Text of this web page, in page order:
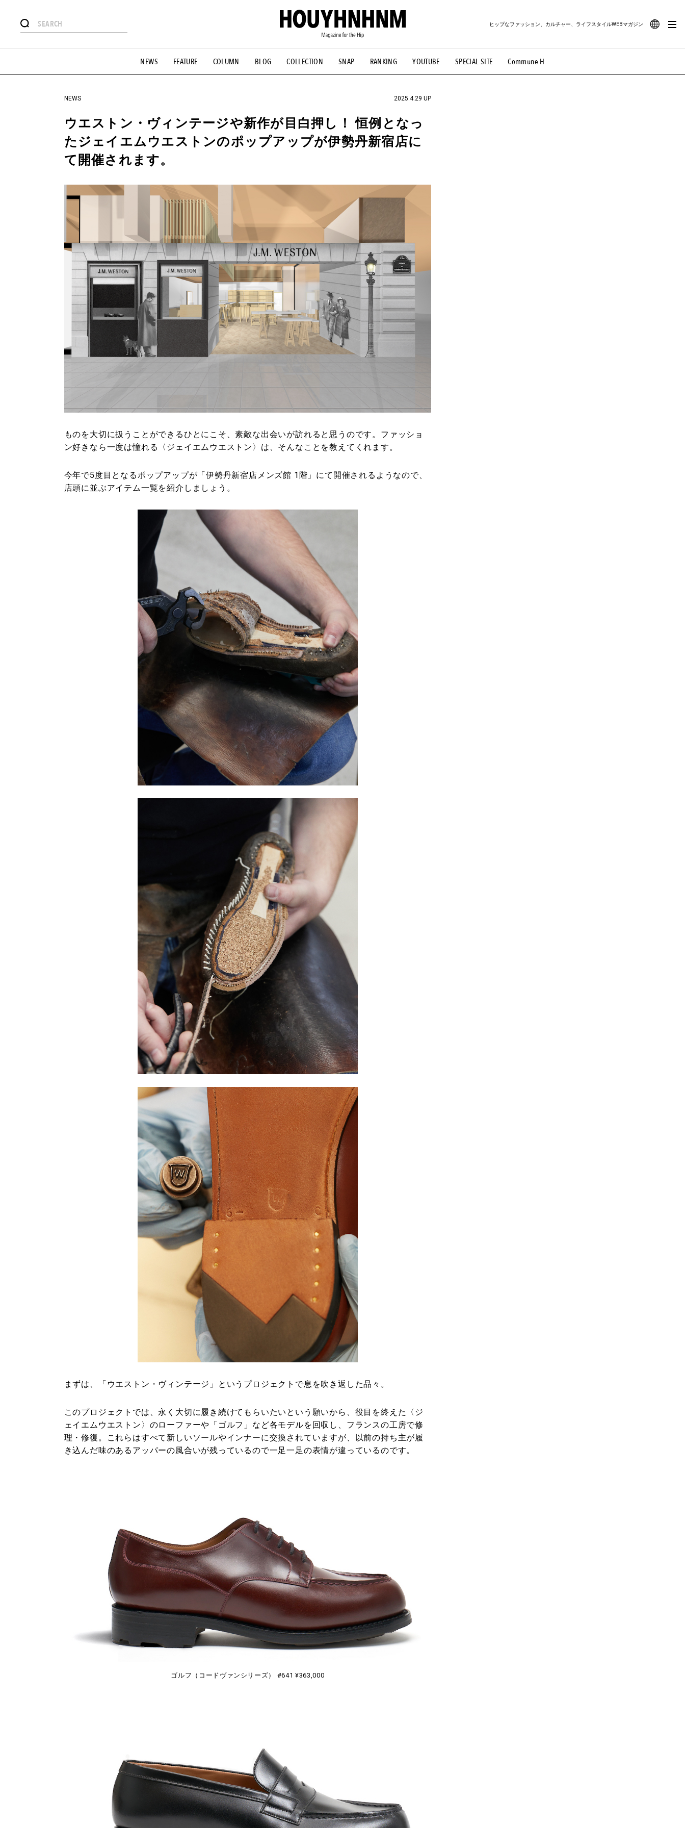
NEWS FEATURE COLUMN BLOG COLLECTION SNAP RANKING YOUTUBE SPECIAL SITE Commune H
ヒップなファッション、カルチャー、ライフスタイルWEBマガジン
#憧れの逸品 #ESSENTIAL DESIGNS #古着サミット #NEW VINTAGE #マイナーグッド図鑑 #路地裏てぃーん。 #MONTHLY JOURNAL
#GH 銘品の所以 #フイナムのYouTube #Commune H #FOCUS IT #AH.H #ととけん #FASHION #MUSIC #MOVIE #LIFESTYLE #SNEAKER #OUTDOOR
#HANDSOME HANDBOOK
NEWS 2025.4.29 UP
ウエストン・ヴィンテージや新作が目白押し！ 恒例となっ
たジェイエムウエストンのポップアップが伊勢丹新宿店に
て開催されます。
ものを大切に扱うことができるひとにこそ、素敵な出会いが訪れると思うのです。ファッショ
ン好きなら一度は憧れる〈ジェイエムウエストン〉は、そんなことを教えてくれます。
今年で5度目となるポップアップが「伊勢丹新宿店メンズ館 1階」にて開催されるようなので、
店頭に並ぶアイテム一覧を紹介しましょう。
まずは、「ウエストン・ヴィンテージ」というプロジェクトで息を吹き返した品々。
このプロジェクトでは、永く大切に履き続けてもらいたいという願いから、役目を終えた〈ジ
ェイエムウエストン〉のローファーや「ゴルフ」など各モデルを回収し、フランスの工房で修
理・修復。これらはすべて新しいソールやインナーに交換されていますが、以前の持ち主が履
き込んだ味のあるアッパーの風合いが残っているので一足一足の表情が違っているのです。
ゴルフ（コードヴァンシリーズ） #641 ¥363,000